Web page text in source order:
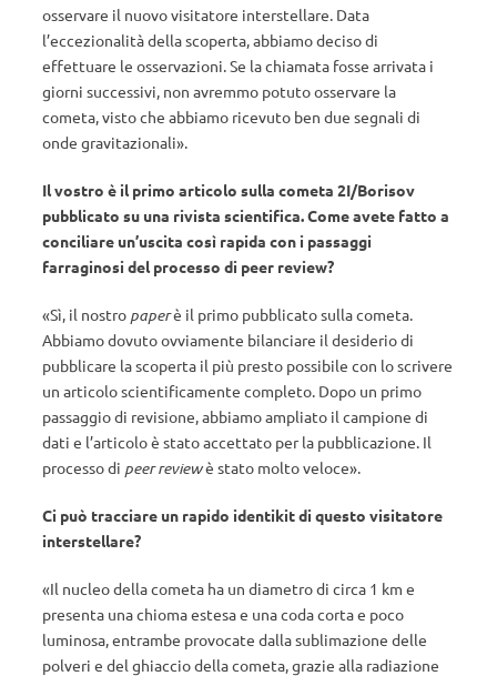
osservare il nuovo visitatore interstellare. Data
l’eccezionalità della scoperta, abbiamo deciso di
effettuare le osservazioni. Se la chiamata fosse arrivata i
giorni successivi, non avremmo potuto osservare la
cometa, visto che abbiamo ricevuto ben due segnali di
onde gravitazionali».
Il vostro è il primo articolo sulla cometa 2I/Borisov
pubblicato su una rivista scientifica. Come avete fatto a
conciliare un’uscita così rapida con i passaggi
farraginosi del processo di peer review?
«Sì, il nostro paperè il primo pubblicato sulla cometa.
Abbiamo dovuto ovviamente bilanciare il desiderio di
pubblicare la scoperta il più presto possibile con lo scrivere
un articolo scientificamente completo. Dopo un primo
passaggio di revisione, abbiamo ampliato il campione di
dati e l’articolo è stato accettato per la pubblicazione. Il
processo di peer reviewè stato molto veloce».
Ci può tracciare un rapido identikit di questo visitatore
interstellare?
«Il nucleo della cometa ha un diametro di circa 1 km e
presenta una chioma estesa e una coda corta e poco
luminosa, entrambe provocate dalla sublimazione delle
polveri e del ghiaccio della cometa, grazie alla radiazione